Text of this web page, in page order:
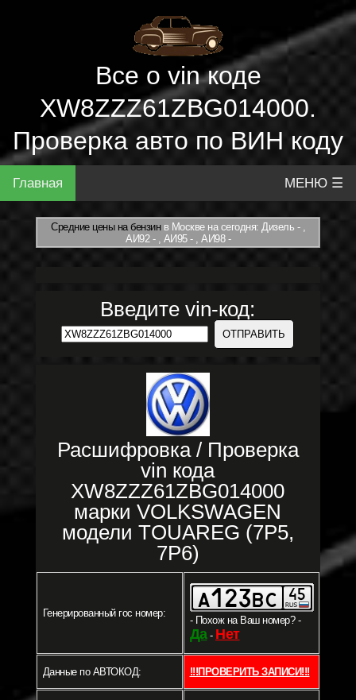
Все о vin коде
XW8ZZZ61ZBG014000.
Проверка авто по ВИН коду
Главная МЕНЮ ☰
Средние цены на бензинв Москве на сегодня: Дизель - ,
АИ92 - , АИ95 - , АИ98 -
Введите vin-код:
Расшифровка / Проверка
vin кода
XW8ZZZ61ZBG014000
марки VOLKSWAGEN
модели TOUAREG (7P5,
7P6)
Генерированный гос номер:
- Похож на Ваш номер? -
Да- Нет
Данные по АВТОКОД: !!!ПРОВЕРИТЬ ЗАПИСИ!!!